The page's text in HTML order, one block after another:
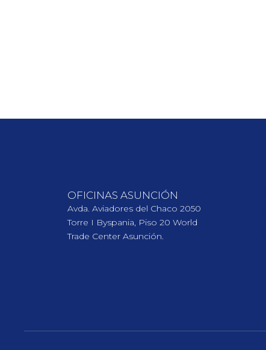
OFICINAS ASUNCIÓN
Avda. Aviadores del Chaco 2050
Torre I Byspania, Piso 20 World
Trade Center Asunción.